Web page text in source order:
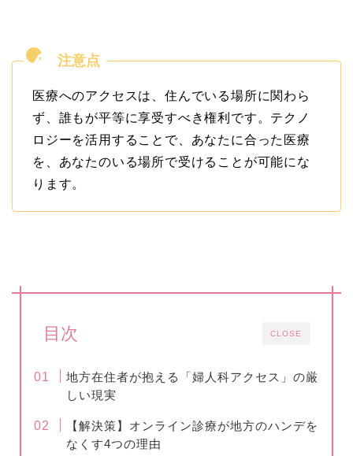
医療へのアクセスは、住んでいる場所に関わら
ず、誰もが平等に享受すべき権利です。テクノ
ロジーを活用することで、あなたに合った医療
を、あなたのいる場所で受けることが可能にな
ります。
CLOSE
目次
地方在住者が抱える「婦人科アクセス」の厳
しい現実
【解決策】オンライン診療が地方のハンデを
なくす4つの理由